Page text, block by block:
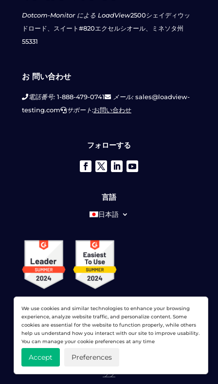
Dotcom-Monitor による LoadView2500シェイディウッ
ドロード、スイート#820エクセルシオール、ミネソタ州
55331
お 問い合わせ
電話番号:1-888-479-0741 メール:sales@loadview-
testing.com
サポート:お問い合わせ
フォローする
言語
日本語
© 2026 ドットコムモニター株式会社 すべての権利が予約さ
れています。 LoadViewは、
プライバシーポリシー
ップ
We use cookies and similar technologies to enhance your browsing
experience, analyze website traffic, and personalize content. Some
cookies are essential for the website to function properly, while others
help us understand how you interact with our site to improve usability.
You can manage your cookie preferences at any time
Accept Preferences